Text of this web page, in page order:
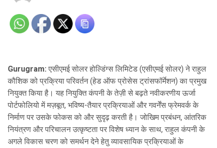
Gurugram: एसीएमई सोलर होल्डिंग्स लिमिटेड (एसीएमई सोलर) ने राहुल
कौशिक को प्रक्रिया परिवर्तन (हेड ऑफ प्रोसेस ट्रांसफॉर्मेशन) का प्रमुख
नियुक्त किया है। यह नियुक्ति कंपनी के तेज़ी से बढ़ते नवीकरणीय ऊर्जा
पोर्टफोलियो में मज़बूत, भविष्य-तैयार प्रक्रियाओं और गवर्नेंस फ्रेमवर्क के
निर्माण पर उसके फोकस को और सुदृढ़ करती है। जोखिम प्रबंधन, आंतरिक
नियंत्रण और परिचालन उत्कृष्टता पर विशेष ध्यान के साथ, राहुल कंपनी के
अगले विकास चरण को समर्थन देने हेतु व्यावसायिक प्रक्रियाओं के